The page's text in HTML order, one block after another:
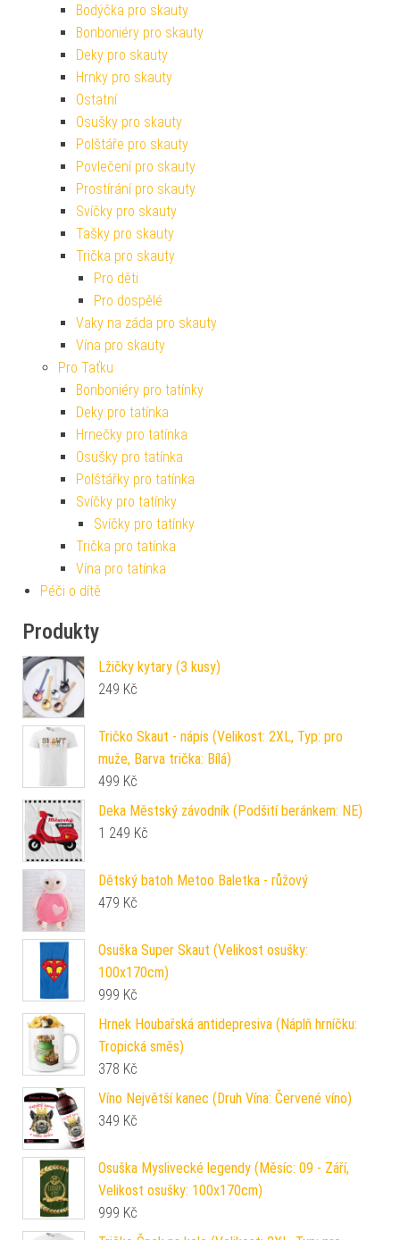
Bodýčka pro skauty
Bonboniéry pro skauty
Deky pro skauty
Hrnky pro skauty
Ostatní
Osušky pro skauty
Polštáře pro skauty
Povlečení pro skauty
Prostírání pro skauty
Svíčky pro skauty
Tašky pro skauty
Trička pro skauty
Pro děti
Pro dospělé
Vaky na záda pro skauty
Vína pro skauty
Pro Taťku
Bonboniéry pro tatínky
Deky pro tatínka
Hrnečky pro tatínka
Osušky pro tatínka
Polštářky pro tatínka
Svíčky pro tatínky
Svíčky pro tatínky
Trička pro tatínka
Vína pro tatínka
Péči o dítě
Produkty
Lžičky kytary (3 kusy)
249 Kč
Tričko Skaut - nápis (Velikost: 2XL, Typ: pro
muže, Barva trička: Bílá)
499 Kč
Deka Městský závodník (Podšití beránkem: NE)
1 249 Kč
Dětský batoh Metoo Baletka - růžový
479 Kč
Osuška Super Skaut (Velikost osušky:
100x170cm)
999 Kč
Hrnek Houbařská antidepresiva (Náplň hrníčku:
Tropická směs)
378 Kč
Víno Největší kanec (Druh Vína: Červené víno)
349 Kč
Osuška Myslivecké legendy (Měsíc: 09 - Září,
Velikost osušky: 100x170cm)
999 Kč